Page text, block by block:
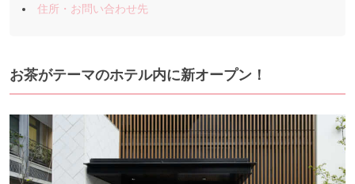
住所・お問い合わせ先
お茶がテーマのホテル内に新オープン！